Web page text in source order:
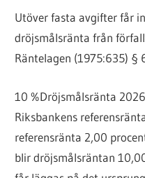
Utöver fasta avgifter får
dröjsmålsränta från
Räntelagen (1975:635) §
10 %Dröjsmålsränta 2026
Riksbankens
referensränta 2,00
blir dröjsmålsräntan